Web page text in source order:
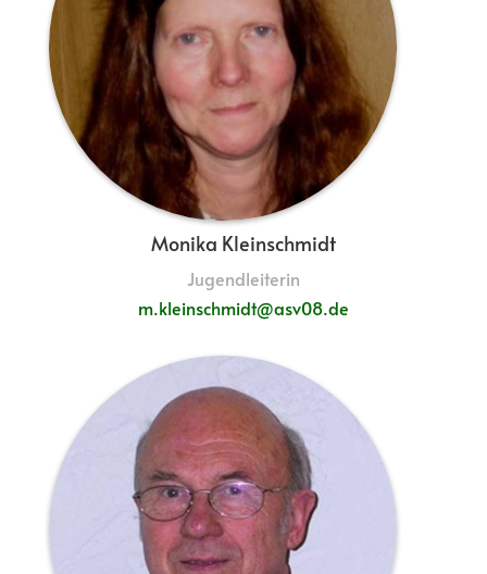
Monika Kleinschmidt
Jugendleiterin
m.kleinschmidt@asv08.de